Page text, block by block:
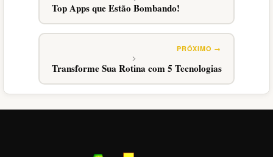
Top Apps que Estão Bombando!
Transforme Sua Rotina com 5 Tecnologias